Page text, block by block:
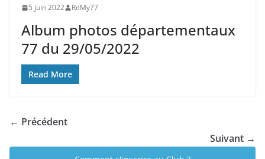
5 juin 2022 ReMy77
Album photos départementaux
77 du 29/05/2022
Read More
← Précédent
Suivant →